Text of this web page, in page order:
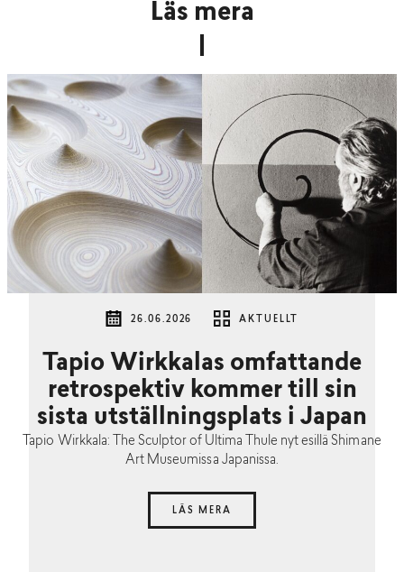
Läs mera
26.06.2026 AKTUELLT
Tapio Wirkkalas omfattande
retrospektiv kommer till sin
sista utställningsplats i Japan
Tapio Wirkkala: The Sculptor of Ultima Thule nyt esillä Shimane
Art Museumissa Japanissa.
LÄS MERA